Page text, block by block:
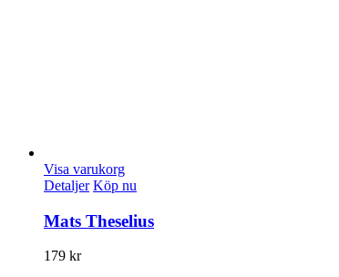
Visa varukorg
Detaljer Köp nu
Mats Theselius
179 kr